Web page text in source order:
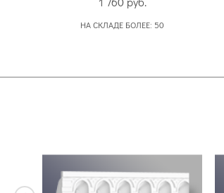
НА СКЛАДЕ БОЛЕЕ: 50